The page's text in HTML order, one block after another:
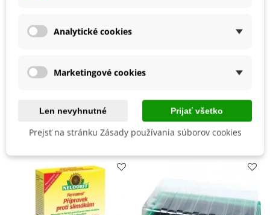
September
BIO Kvalita
Nie
Mohli byste ešte potrebovať
Analytické cookies
Marketingové cookies
Len nevyhnutné Prijať všetko
Prejsť na stránku Zásady používania súborov cookies